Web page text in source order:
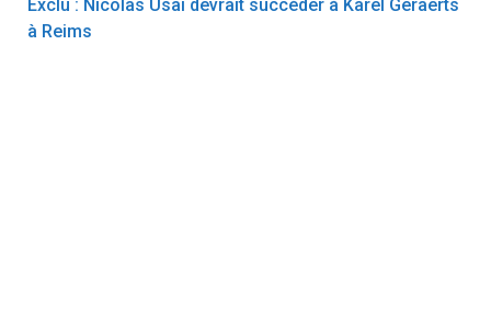
Exclu : Nicolas Usaï devrait succéder à Karel Geraerts
à Reims